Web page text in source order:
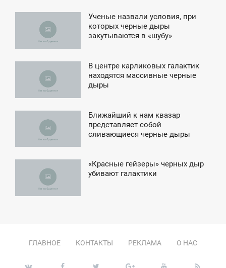
Ученые назвали условия, при
которых черные дыры
закутываются в «шубу»
В центре карликовых галактик
находятся массивные черные
дыры
Ближайший к нам квазар
представляет собой
сливающиеся черные дыры
«Красные гейзеры» черных дыр
убивают галактики
ГЛАВНОЕ КОНТАКТЫ РЕКЛАМА О НАС